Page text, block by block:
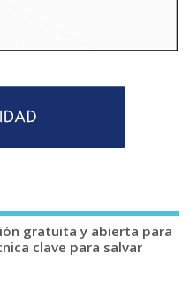
gratuita y abierta para
clave para salvar